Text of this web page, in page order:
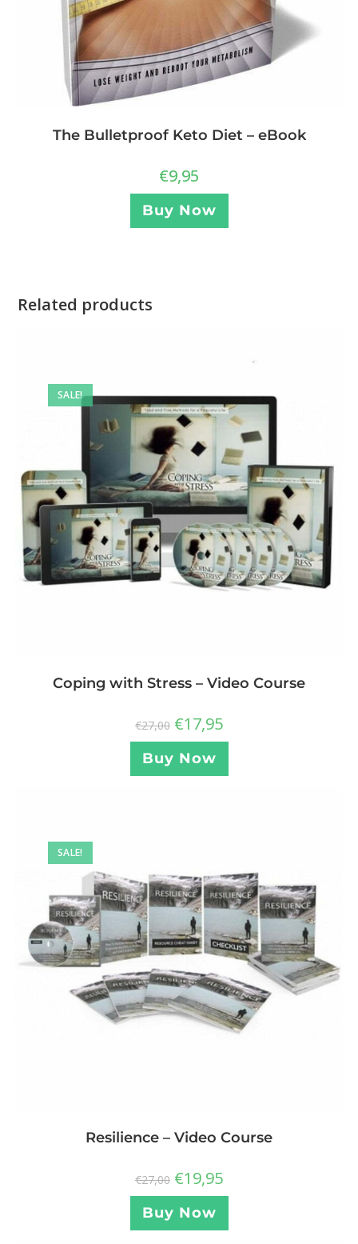
The Bulletproof Keto Diet – eBook
€9,95
Buy Now
Related products
SALE!
Coping with Stress – Video Course
€27,00 €17,95
Buy Now
SALE!
Resilience – Video Course
€27,00 €19,95
Buy Now